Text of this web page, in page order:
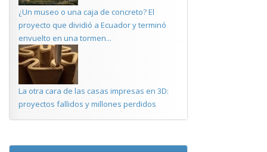
¿Un museo o una caja de concreto? El
proyecto que dividió a Ecuador y terminó
envuelto en una tormen...
La otra cara de las casas impresas en 3D:
proyectos fallidos y millones perdidos